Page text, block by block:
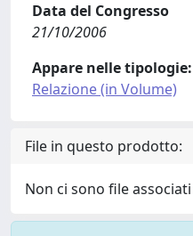
Data del Congresso
21/10/2006
Appare nelle tipologie:
Relazione (in Volume)
File in questo prodotto:
Non ci sono file